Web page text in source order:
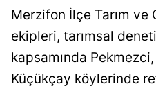
Merzifon İlçe Tarım ve
ekipleri, tarımsal
kapsamında
Küçükçay köylerinde